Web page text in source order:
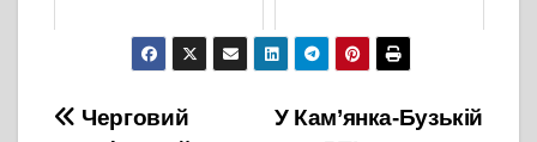
15 Листопада, 2022 11 Жовтня, 2023
Навігація
У Кам’янка-Бузькій
Черговий